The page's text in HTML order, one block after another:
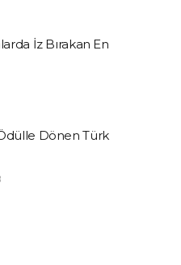
İz Bırakan En
Dönen Türk